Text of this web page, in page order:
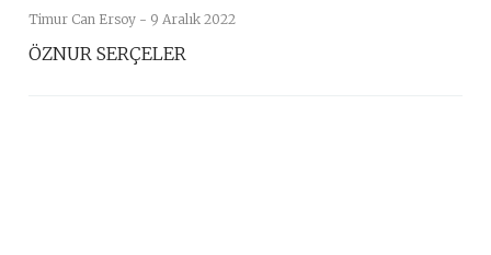
Timur Can Ersoy - 9 Aralık 2022
ÖZNUR SERÇELER